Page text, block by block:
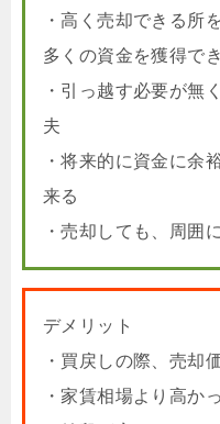
・高く売却できる所
多くの資金を獲得で
・引っ越す必要が無
夫
・将来的に資金に余
来る
・売却しても、周囲
デメリット
・買戻しの際、売却
・家賃相場より高か